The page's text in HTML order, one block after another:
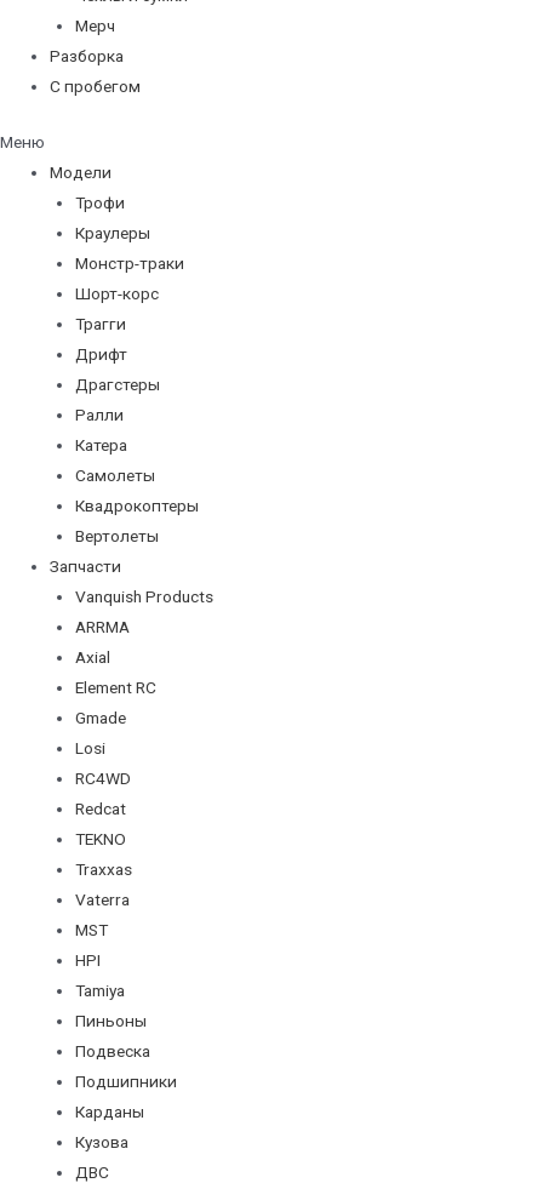
Мерч
Разборка
С пробегом
Меню
Модели
Трофи
Краулеры
Монстр-траки
Шорт-корс
Трагги
Дрифт
Драгстеры
Ралли
Катера
Самолеты
Квадрокоптеры
Вертолеты
Запчасти
Vanquish Products
ARRMA
Axial
Element RC
Gmade
Losi
RC4WD
Redcat
TEKNO
Traxxas
Vaterra
MST
HPI
Tamiya
Пиньоны
Подвеска
Подшипники
Карданы
Кузова
ДВС